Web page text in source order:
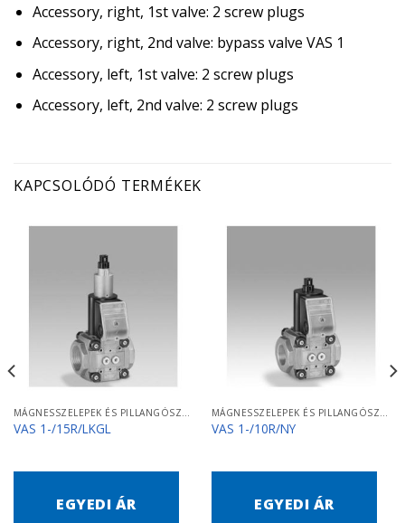
Accessory, right, 1st valve: 2 screw plugs
Accessory, right, 2nd valve: bypass valve VAS 1
Accessory, left, 1st valve: 2 screw plugs
Accessory, left, 2nd valve: 2 screw plugs
KAPCSOLÓDÓ TERMÉKEK
MÁGNESSZELEPEK ÉS PILLANGÓSZELEPEK
VAS 1-/15R/LKGL
EGYEDI ÁR
MÁGNESSZELEPEK ÉS PILLANGÓSZELEPEK
VAS 1-/10R/NY
EGYEDI ÁR